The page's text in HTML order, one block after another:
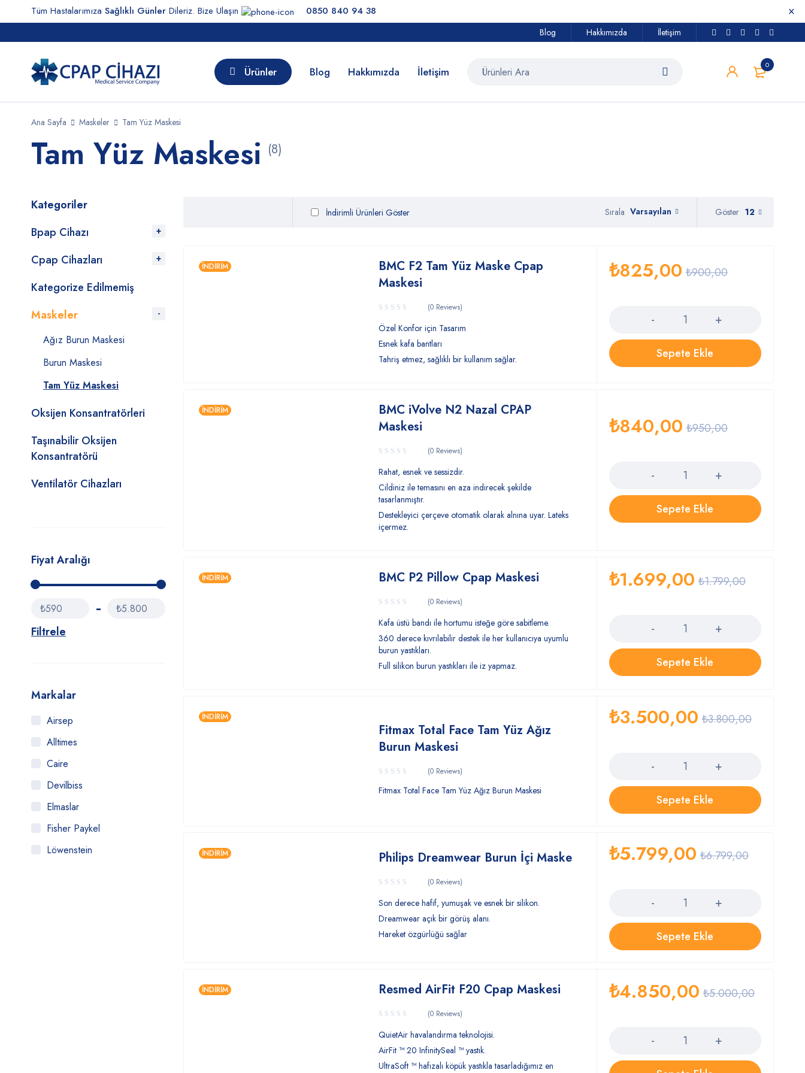
Tüm Hastalarımıza Sağlıklı Günler Dileriz. Bize Ulaşın 0850 840 94 38
Blog Hakkımızda İletişim
0
Ürünler Blog Hakkımızda İletişim
Ana Sayfa Maskeler Tam Yüz Maskesi
Tam Yüz Maskesi (8)
Kategoriler
Bpap Cihazı
Cpap Cihazları
Kategorize Edilmemiş
Maskeler
Ağız Burun Maskesi
Burun Maskesi
Tam Yüz Maskesi
Oksijen Konsantratörleri
Taşınabilir Oksijen
Konsantratörü
Ventilatör Cihazları
Fiyat Aralığı
Filtrele
₺590 ₺5.800
Markalar
Airsep
Alltimes
Caire
Devilbiss
Elmaslar
Fisher Paykel
Löwenstein
Sırala Varsayılan
İndirimli Ürünleri Göster Göster 12
İNDIRIM
BMC F2 Tam Yüz Maske Cpap
Maskesi
(0 Reviews)
Özel Konfor için Tasarım
Esnek kafa bantları
Tahriş etmez, sağlıklı bir kullanım sağlar.
₺900,00
₺825,00
Sepete Ekle
İNDIRIM
BMC iVolve N2 Nazal CPAP
Maskesi
(0 Reviews)
Rahat, esnek ve sessizdir.
Cildiniz ile temasını en aza indirecek şekilde
tasarlanmıştır.
Destekleyici çerçeve otomatik olarak alnına uyar. Lateks
içermez.
₺950,00
₺840,00
Sepete Ekle
İNDIRIM BMC P2 Pillow Cpap Maskesi
(0 Reviews)
Kafa üstü bandı ile hortumu isteğe göre sabitleme.
360 derece kıvrılabilir destek ile her kullanıcıya uyumlu
burun yastıkları.
Full silikon burun yastıkları ile iz yapmaz.
₺1.799,00
₺1.699,00
Sepete Ekle
İNDIRIM
Fitmax Total Face Tam Yüz Ağız
Burun Maskesi
(0 Reviews)
Fitmax Total Face Tam Yüz Ağız Burun Maskesi
₺3.800,00
₺3.500,00
Sepete Ekle
İNDIRIM Philips Dreamwear Burun İçi Maske
(0 Reviews)
Son derece hafif, yumuşak ve esnek bir silikon.
Dreamwear açık bir görüş alanı.
Hareket özgürlüğü sağlar
₺6.799,00
₺5.799,00
Sepete Ekle
İNDIRIM Resmed AirFit F20 Cpap Maskesi
(0 Reviews)
QuietAir havalandırma teknolojisi.
AirFit ™ 20 InfinitySeal ™ yastık.
UltraSoft ™ hafızalı köpük yastıkla tasarladığımız en
₺5.000,00
₺4.850,00